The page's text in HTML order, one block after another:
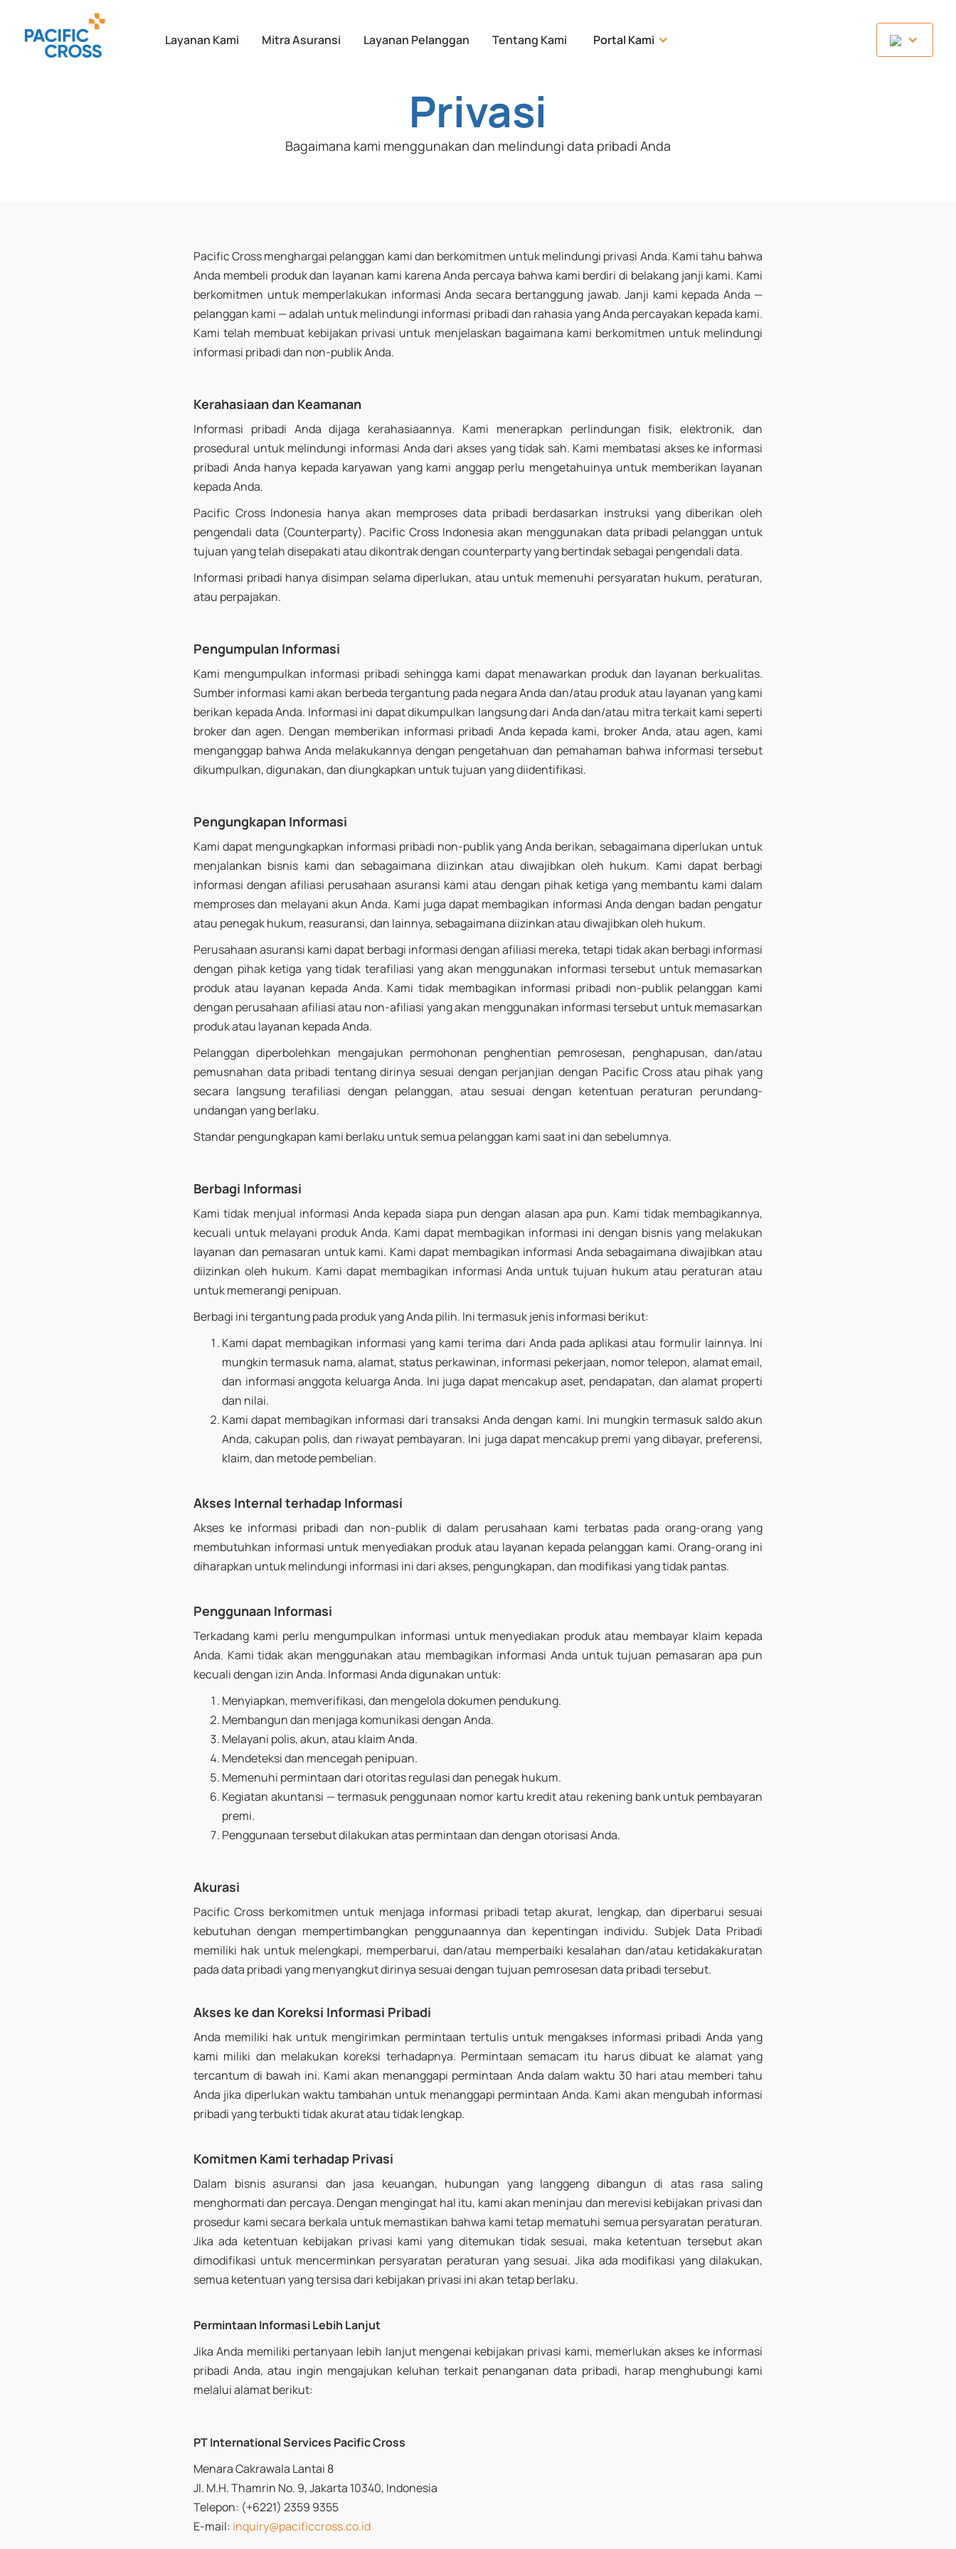
Layanan Kami Mitra Asuransi Layanan Pelanggan Tentang Kami Portal Kami
Privasi
Bagaimana kami menggunakan dan melindungi data pribadi Anda
Pacific Cross menghargai pelanggan kami dan berkomitmen untuk melindungi privasi Anda. Kami tahu bahwa
Anda membeli produk dan layanan kami karena Anda percaya bahwa kami berdiri di belakang janji kami. Kami
berkomitmen untuk memperlakukan informasi Anda secara bertanggung jawab. Janji kami kepada Anda —
pelanggan kami — adalah untuk melindungi informasi pribadi dan rahasia yang Anda percayakan kepada kami.
Kami telah membuat kebijakan privasi untuk menjelaskan bagaimana kami berkomitmen untuk melindungi
informasi pribadi dan non-publik Anda.
Kerahasiaan dan Keamanan
Informasi pribadi Anda dijaga kerahasiaannya. Kami menerapkan perlindungan fisik, elektronik, dan
prosedural untuk melindungi informasi Anda dari akses yang tidak sah. Kami membatasi akses ke informasi
pribadi Anda hanya kepada karyawan yang kami anggap perlu mengetahuinya untuk memberikan layanan
kepada Anda.
Pacific Cross Indonesia hanya akan memproses data pribadi berdasarkan instruksi yang diberikan oleh
pengendali data (Counterparty). Pacific Cross Indonesia akan menggunakan data pribadi pelanggan untuk
tujuan yang telah disepakati atau dikontrak dengancounterpartyyang bertindak sebagai pengendali data.
Informasi pribadi hanya disimpan selama diperlukan, atau untuk memenuhi persyaratan hukum, peraturan,
atau perpajakan.
Pengumpulan Informasi
Kami mengumpulkan informasi pribadi sehingga kami dapat menawarkan produk dan layanan berkualitas.
Sumber informasi kami akan berbeda tergantung pada negara Anda dan/atau produk atau layanan yang kami
berikan kepada Anda. Informasi ini dapat dikumpulkan langsung dari Anda dan/atau mitra terkait kami seperti
broker dan agen. Dengan memberikan informasi pribadi Anda kepada kami, brokerAnda, atau agen, kami
menganggap bahwa Anda melakukannya dengan pengetahuan dan pemahaman bahwa informasi tersebut
dikumpulkan, digunakan, dan diungkapkan untuk tujuan yang diidentifikasi.
Pengungkapan Informasi
Kami dapat mengungkapkan informasi pribadi non-publik yang Anda berikan, sebagaimana diperlukan untuk
menjalankan bisnis kami dan sebagaimana diizinkan atau diwajibkan oleh hukum. Kami dapat berbagi
informasi dengan afiliasi perusahaan asuransi kami atau dengan pihak ketiga yang membantu kami dalam
memproses dan melayani akun Anda. Kami juga dapat membagikan informasi Anda dengan badan pengatur
atau penegak hukum, reasuransi, dan lainnya, sebagaimana diizinkan atau diwajibkan oleh hukum.
Perusahaan asuransi kami dapat berbagi informasi dengan afiliasi mereka, tetapi tidak akan berbagi informasi
dengan pihak ketiga yang tidak terafiliasi yang akan menggunakan informasi tersebut untuk memasarkan
produk atau layanan kepada Anda. Kami tidak membagikan informasi pribadi non-publik pelanggan kami
dengan perusahaan afiliasi atau non-afiliasi yang akan menggunakan informasi tersebut untuk memasarkan
produk atau layanan kepada Anda.
Pelanggan diperbolehkan mengajukan permohonan penghentian pemrosesan, penghapusan, dan/atau
pemusnahan data pribadi tentang dirinya sesuai dengan perjanjian dengan Pacific Cross atau pihak yang
secara langsung terafiliasi dengan pelanggan, atau sesuai dengan ketentuan peraturan perundang-
undangan yang berlaku.
Standar pengungkapan kami berlaku untuk semua pelanggan kami saat ini dan sebelumnya.
Berbagi Informasi
Kami tidak menjual informasi Anda kepada siapa pun dengan alasan apa pun. Kami tidak membagikannya,
kecuali untuk melayani produk Anda. Kami dapat membagikan informasi ini dengan bisnis yang melakukan
layanan dan pemasaran untuk kami. Kami dapat membagikan informasi Anda sebagaimana diwajibkan atau
diizinkan oleh hukum. Kami dapat membagikan informasi Anda untuk tujuan hukum atau peraturan atau
untuk memerangi penipuan.
Berbagi ini tergantung pada produk yang Anda pilih. Ini termasuk jenis informasi berikut:
Kami dapat membagikan informasi yang kami terima dari Anda pada aplikasi atau formulir lainnya. Ini
mungkin termasuk nama, alamat, status perkawinan, informasi pekerjaan, nomor telepon, alamat email,
dan informasi anggota keluarga Anda. Ini juga dapat mencakup aset, pendapatan, dan alamat properti
dan nilai.
Kami dapat membagikan informasi dari transaksi Anda dengan kami. Ini mungkin termasuk saldo akun
Anda, cakupan polis, dan riwayat pembayaran. Ini juga dapat mencakup premi yang dibayar, preferensi,
klaim, dan metode pembelian.
Akses Internal terhadap Informasi
Akses ke informasi pribadi dan non-publik di dalam perusahaan kami terbatas pada orang-orang yang
membutuhkan informasi untuk menyediakan produk atau layanan kepada pelanggan kami. Orang-orang ini
diharapkan untuk melindungi informasi ini dari akses, pengungkapan, dan modifikasi yang tidak pantas.
Penggunaan Informasi
Terkadang kami perlu mengumpulkan informasi untuk menyediakan produk atau membayar klaim kepada
Anda. Kami tidak akan menggunakan atau membagikan informasi Anda untuk tujuan pemasaran apa pun
kecuali dengan izin Anda. Informasi Anda digunakan untuk:
Menyiapkan, memverifikasi, dan mengelola dokumen pendukung.
Membangun dan menjaga komunikasi dengan Anda.
Melayani polis, akun, atau klaim Anda.
Mendeteksi dan mencegah penipuan.
Memenuhi permintaan dari otoritas regulasi dan penegak hukum.
Kegiatan akuntansi — termasuk penggunaan nomor kartu kredit atau rekening bank untuk pembayaran
premi.
Penggunaan tersebut dilakukan atas permintaan dan dengan otorisasi Anda.
Akurasi
Pacific Cross berkomitmen untuk menjaga informasi pribadi tetap akurat, lengkap, dan diperbarui sesuai
kebutuhan dengan mempertimbangkan penggunaannya dan kepentingan individu. Subjek Data Pribadi
memiliki hak untuk melengkapi, memperbarui, dan/atau memperbaiki kesalahan dan/atau ketidakakuratan
pada data pribadi yang menyangkut dirinya sesuai dengan tujuan pemrosesan data pribadi tersebut.
Akses ke dan Koreksi Informasi Pribadi
Anda memiliki hak untuk mengirimkan permintaan tertulis untuk mengakses informasi pribadi Anda yang
kami miliki dan melakukan koreksi terhadapnya. Permintaan semacam itu harus dibuat ke alamat yang
tercantum di bawah ini. Kami akan menanggapi permintaan Anda dalam waktu 30 hari atau memberi tahu
Anda jika diperlukan waktu tambahan untuk menanggapi permintaan Anda. Kami akan mengubah informasi
pribadi yang terbukti tidak akurat atau tidak lengkap.
Komitmen Kami terhadap Privasi
Dalam bisnis asuransi dan jasa keuangan, hubungan yang langgeng dibangun di atas rasa saling
menghormati dan percaya. Dengan mengingat hal itu, kami akan meninjau dan merevisi kebijakan privasi dan
prosedur kami secara berkala untuk memastikan bahwa kami tetap mematuhi semua persyaratan peraturan.
Jika ada ketentuan kebijakan privasi kami yang ditemukan tidak sesuai, maka ketentuan tersebut akan
dimodifikasi untuk mencerminkan persyaratan peraturan yang sesuai. Jika ada modifikasi yang dilakukan,
semua ketentuan yang tersisa dari kebijakan privasi ini akan tetap berlaku.
Permintaan Informasi Lebih Lanjut
Jika Anda memiliki pertanyaan lebih lanjut mengenai kebijakan privasi kami, memerlukan akses ke informasi
pribadi Anda, atau ingin mengajukan keluhan terkait penanganan data pribadi, harap menghubungi kami
melalui alamat berikut:
PT International Services Pacific Cross
Menara Cakrawala Lantai 8
Jl. M.H. Thamrin No. 9, Jakarta 10340, Indonesia
Telepon: (+6221) 2359 9355
E-mail: inquiry@pacificcross.co.id